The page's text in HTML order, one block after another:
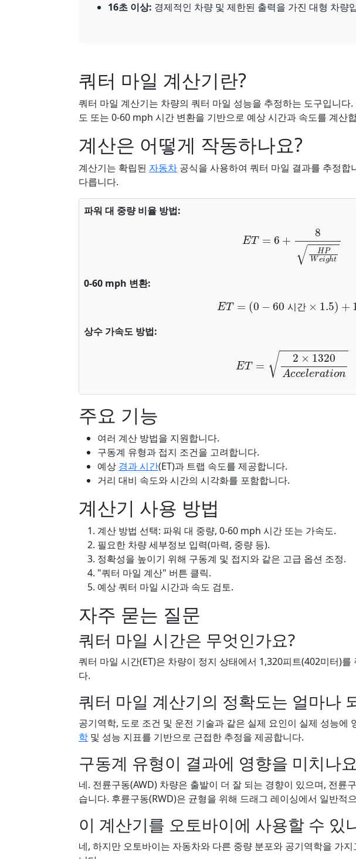
16초 이상: 경제적인 차량 및 제한된 출력을 가진 대형 차량
쿼터 마일 계산기란?
쿼터 마일 계산기는 차량의 쿼터 마일 성능을 추정하는 도구입니다
도 또는 0-60 mph 시간 변환을 기반으로 예상 시간과 속도를 계산
계산은 어떻게 작동하나요?
계산기는 확립된 자동차 공식을 사용하여 쿼터 마일 결과를 추정
다릅니다.
파워 대 중량 비율 방법:
eig
0-60 mph 변환:
시 간
E (0 60시간 ×1.5 )+ 1.0
상수 가속도 방법:
1320Acceleration
주요 기능
여러 계산 방법을 지원합니다.
구동계 유형과 접지 조건을 고려합니다.
예상 경과 시간(ET)과 트랩 속도를 제공합니다.
거리 대비 속도와 시간의 시각화를 포함합니다.
계산기 사용 방법
계산 방법 선택: 파워 대 중량, 0-60 mph 시간 또는 가속도.
필요한 차량 세부정보 입력(마력, 중량 등).
정확성을 높이기 위해 구동계 및 접지와 같은 고급 옵션 조정.
"쿼터 마일 계산" 버튼 클릭.
예상 쿼터 마일 시간과 속도 검토.
자주 묻는 질문
쿼터 마일 시간은 무엇인가요?
쿼터 마일 시간(ET)은 차량이 정지 상태에서 1,320피트(402미터)
다.
쿼터 마일 계산기의 정확도는 얼마나
공기역학, 도로 조건 및 운전 기술과 같은 실제 요인이 실제 성능에
학 및 성능 지표를 기반으로 근접한 추정을 제공합니다.
구동계 유형이 결과에 영향을 미치나
네. 전륜구동(AWD) 차량은 출발이 더 잘 되는 경향이 있으며, 전륜
습니다. 후륜구동(RWD)은 균형을 위해 드래그 레이싱에서 일반적
이 계산기를 오토바이에 사용할 수 있
네, 하지만 오토바이는 자동차와 다른 중량 분포와 공기역학을 가